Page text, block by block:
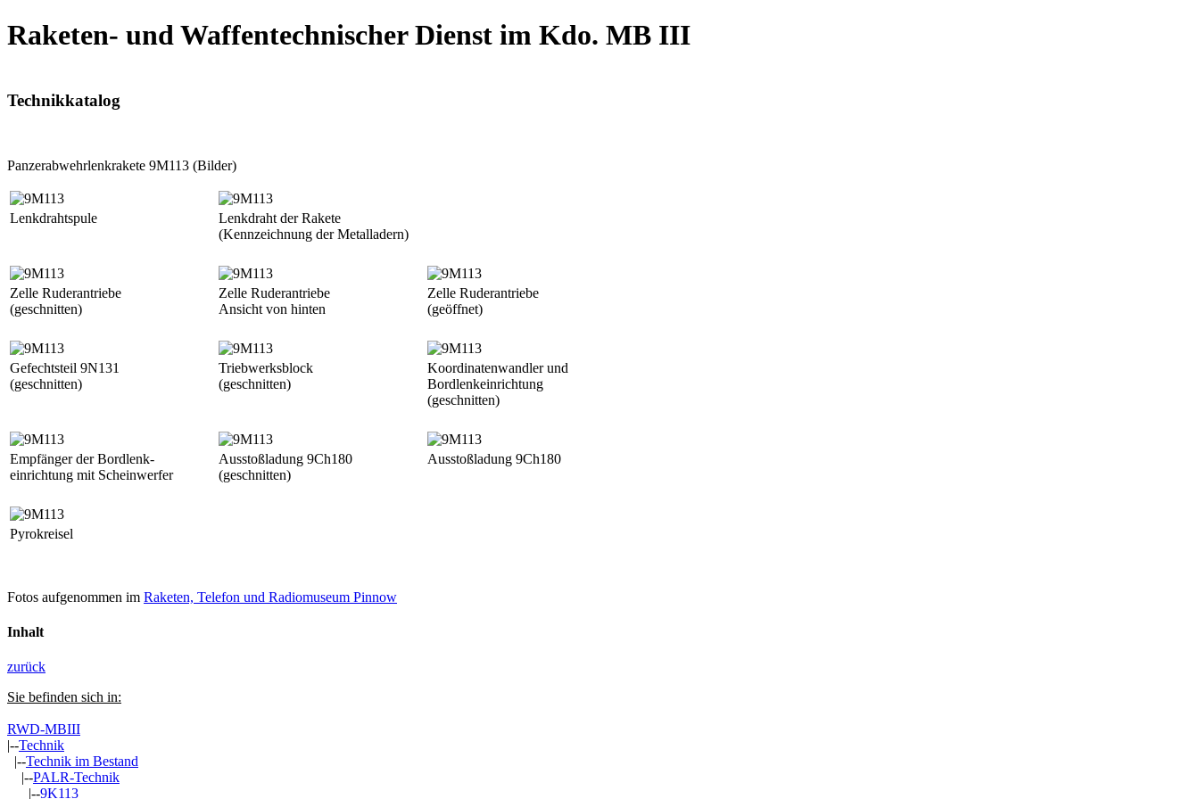
Raketen- und Waffentechnischer Dienst im Kdo. MB III
Technikkatalog
Panzerabwehrlenkrakete 9M113 (Bilder)
Lenkdrahtspule
Lenkdraht der Rakete
(Kennzeichnung der Metalladern)
Zelle Ruderantriebe
(geschnitten)
Zelle Ruderantriebe
Ansicht von hinten
Zelle Ruderantriebe
(geöffnet)
Gefechtsteil 9N131
(geschnitten)
Triebwerksblock
(geschnitten)
Koordinatenwandler und
Bordlenkeinrichtung
(geschnitten)
Empfänger der Bordlenk-
einrichtung mit Scheinwerfer
Ausstoßladung 9Ch180
(geschnitten)
Ausstoßladung 9Ch180
Pyrokreisel
Fotos aufgenommen im Raketen, Telefon und Radiomuseum Pinnow
Inhalt
zurück
Sie befinden sich in:
RWD-MBIII
|--Technik
|--Technik im Bestand
|--PALR-Technik
|--9K113